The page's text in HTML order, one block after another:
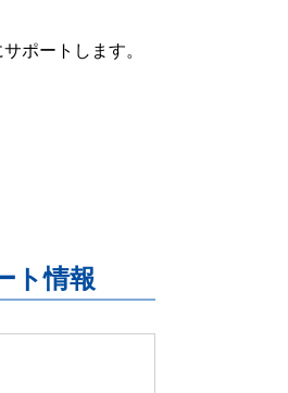
ポートします。
ト情報